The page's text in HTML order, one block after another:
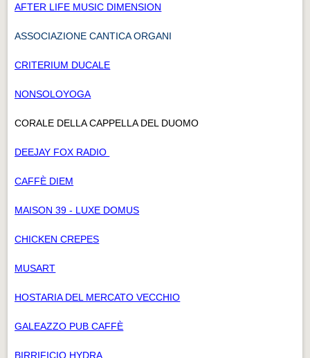
AFTER LIFE MUSIC DIMENSION
ASSOCIAZIONE CANTICA ORGANI
CRITERIUM DUCALE
NONSOLOYOGA
CORALE DELLA CAPPELLA DEL DUOMO
DEEJAY FOX RADIO
CAFFÈ DIEM
MAISON 39 - LUXE DOMUS
CHICKEN CREPES
MUSART
HOSTARIA DEL MERCATO VECCHIO
GALEAZZO PUB CAFFÈ
BIRRIFICIO HYDRA